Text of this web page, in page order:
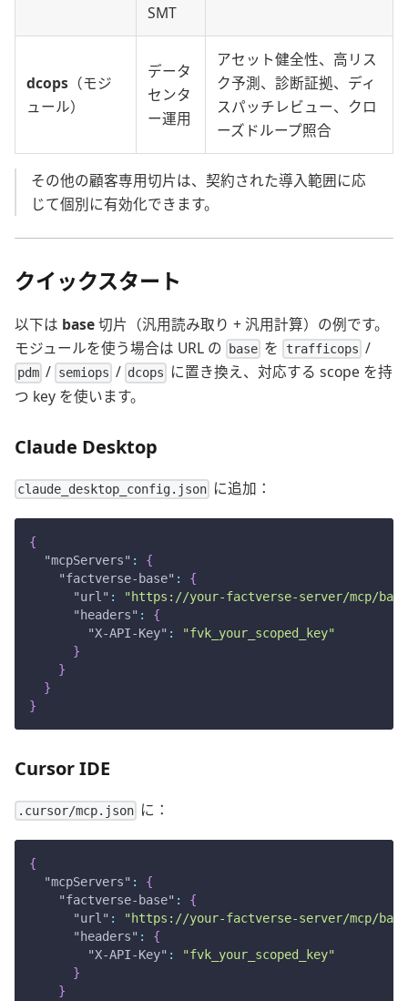
SMT
dcops （モジ
ュール）
データ
センタ
ー運用
アセット健全性、高リス
ク予測、診断証拠、ディ
スパッチレビュー、クロ
ーズドループ照合
その他の顧客専用切片は、契約された導入範囲に応
じて個別に有効化できます。
クイックスタート
以下は base切片（汎用読み取り + 汎用計算）の例です。
モジュールを使う場合は URL の
base を trafficops /
pdm / semiops / dcops
に置き換え、対応する scope を持
つ key を使います。
Claude Desktop
claude_desktop_config.json に追加：
{
"mcpServers" :
{
"factverse-base" :
{
"url" :
"https://your-factverse-server/mcp/
"headers" :
{
"X-API-Key" :
"fvk_your_scoped_key"
}
}
}
}
Cursor IDE
.cursor/mcp.json に：
{
"mcpServers" :
{
"factverse-base" :
{
"url" :
"https://your-factverse-server/mcp/
"headers" :
{
"X-API-Key" :
"fvk_your_scoped_key"
}
}